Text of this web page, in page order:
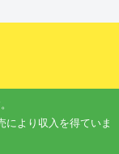
により収入を得ていま